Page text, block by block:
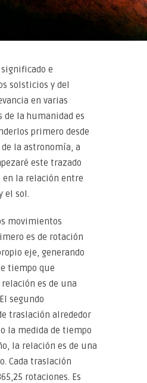
e
solsticios y del
en varias
de la humanidad es
primero desde
la astronomía, a
este trazado
la relación entre
el sol.
movimientos
es de rotación
eje, generando
tiempo que
es de una
segundo
traslación alrededor
la medida de tiempo
la relación es de una
Cada traslación
rotaciones. Es